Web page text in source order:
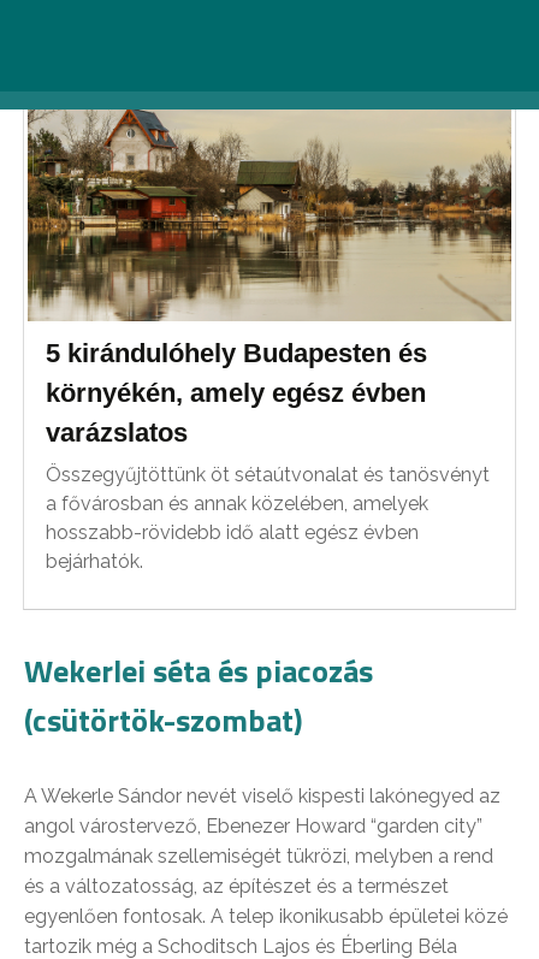
5 kirándulóhely Budapesten és
környékén, amely egész évben
varázslatos
Összegyűjtöttünk öt sétaútvonalat és tanösvényt
a fővárosban és annak közelében, amelyek
hosszabb-rövidebb idő alatt egész évben
bejárhatók.
Wekerlei séta és piacozás
(csütörtök-szombat)
A Wekerle Sándor nevét viselő kispesti lakónegyed az
angol várostervező, Ebenezer Howard “garden city”
mozgalmának szellemiségét tükrözi, melyben a rend
és a változatosság, az építészet és a természet
egyenlően fontosak. A telep ikonikusabb épületei közé
tartozik még a Schoditsch Lajos és Éberling Béla